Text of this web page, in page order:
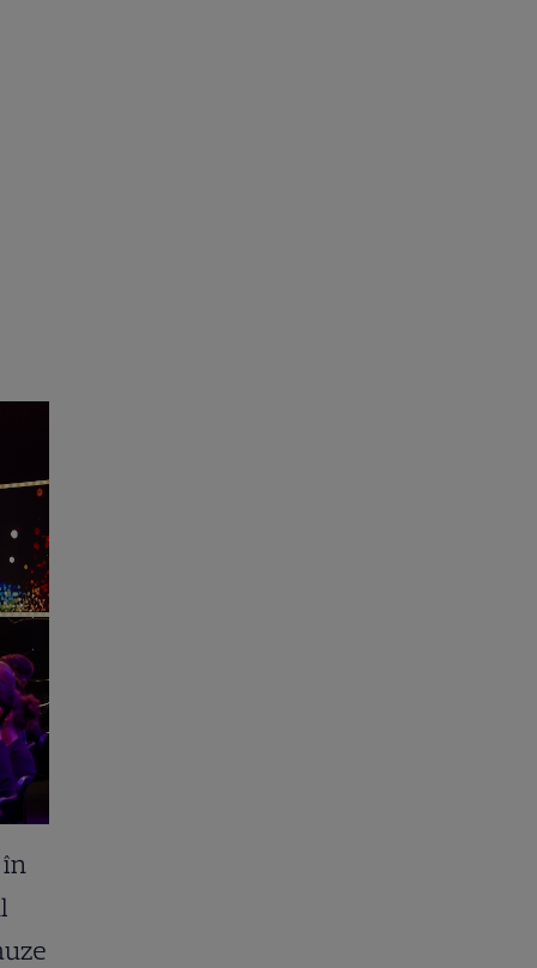
în